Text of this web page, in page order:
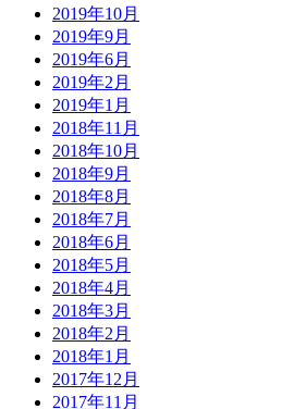
2019年10月
2019年9月
2019年6月
2019年2月
2019年1月
2018年11月
2018年10月
2018年9月
2018年8月
2018年7月
2018年6月
2018年5月
2018年4月
2018年3月
2018年2月
2018年1月
2017年12月
2017年11月